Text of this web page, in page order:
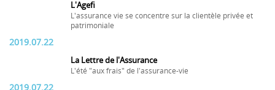
L'Agefi
L'assurance vie se concentre sur la clientèle privée et
patrimoniale
2019.07.22
La Lettre de l'Assurance
L'été "aux frais" de l'assurance-vie
2019.07.22